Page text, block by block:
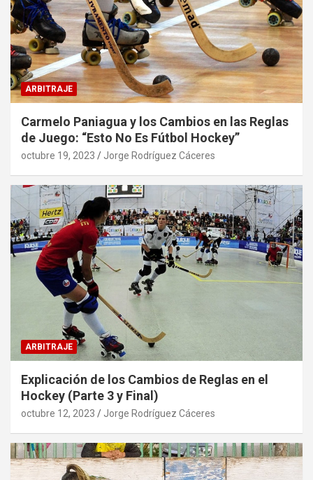
ARBITRAJE
Carmelo Paniagua y los Cambios en las Reglas
de Juego: “Esto No Es Fútbol Hockey”
octubre 19, 2023 Jorge Rodríguez Cáceres
ARBITRAJE
Explicación de los Cambios de Reglas en el
Hockey (Parte 3 y Final)
octubre 12, 2023 Jorge Rodríguez Cáceres